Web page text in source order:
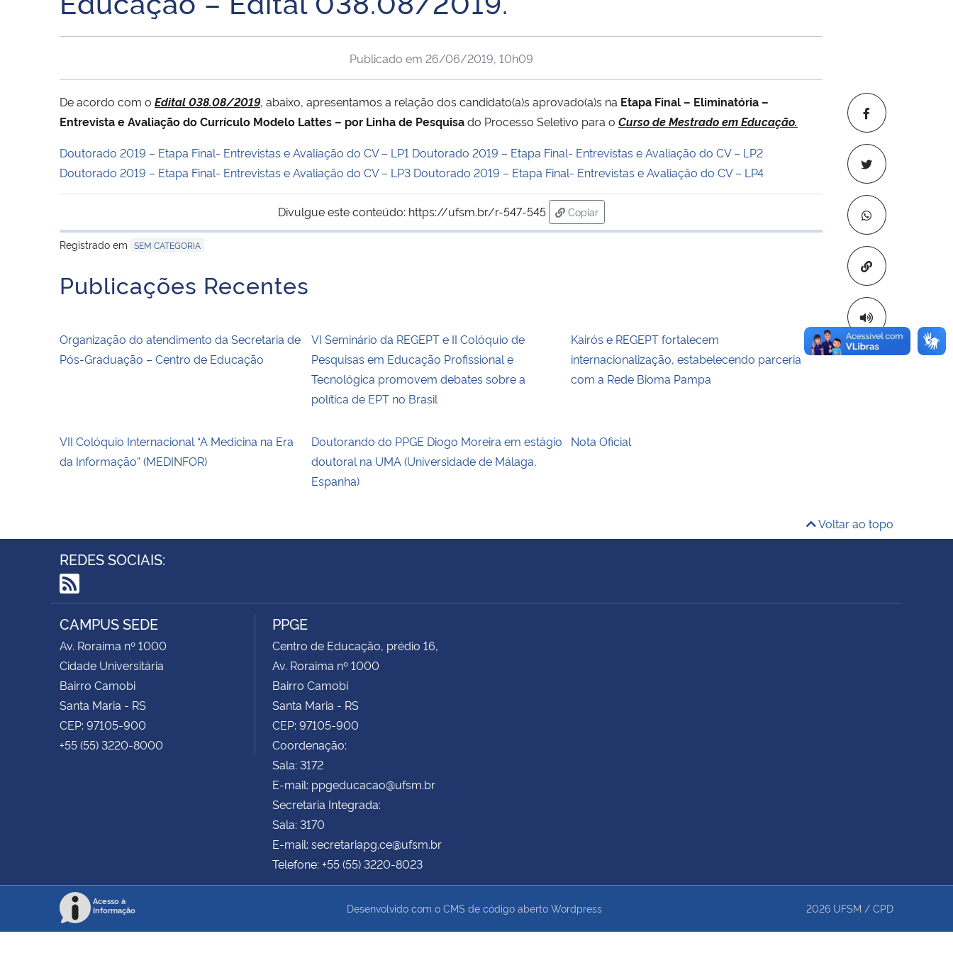
Copiar para
Publicado em 26/06/2019, 10h09
De acordo com o Edital 038.08/2019, abaixo, apresentamos a relação dos candidato(a)s aprovado(a)s na Etapa Final – Eliminatória –
Entrevista e Avaliação do Currículo Modelo Lattes – por Linha de Pesquisado Processo Seletivo para o Curso de Mestrado em Educação.
Doutorado 2019 – Etapa Final- Entrevistas e Avaliação do CV – LP1 Doutorado 2019 – Etapa Final- Entrevistas e Avaliação do CV – LP2
Doutorado 2019 – Etapa Final- Entrevistas e Avaliação do CV – LP3 Doutorado 2019 – Etapa Final- Entrevistas e Avaliação do CV – LP4
Divulgue este conteúdo: https://ufsm.br/r-547-545
Copiar
para área de transferência
Registrado em SEM CATEGORIA
Publicações Recentes
Organização do atendimento da Secretaria de
Pós-Graduação – Centro de Educação
VI Seminário da REGEPT e II Colóquio de
Pesquisas em Educação Profissional e
Tecnológica promovem debates sobre a
política de EPT no Brasil
Kairós e REGEPT fortalecem
internacionalização, estabelecendo parceria
com a Rede Bioma Pampa
VII Colóquio Internacional “A Medicina na Era
da Informação” (MEDINFOR)
Doutorando do PPGE Diogo Moreira em estágio
doutoral na UMA (Universidade de Málaga,
Espanha)
Nota Oficial
Voltar ao topo
REDES SOCIAIS:
RSS
CAMPUS SEDE
Av. Roraima nº 1000
Cidade Universitária
Bairro Camobi
Santa Maria - RS
CEP: 97105-900
+55 (55) 3220-8000
PPGE
Centro de Educação, prédio 16,
Av. Roraima nº 1000
Bairro Camobi
Santa Maria - RS
CEP: 97105-900
Coordenação:
Sala: 3172
E-mail: ppgeducacao@ufsm.br
Secretaria Integrada:
Sala: 3170
E-mail: secretariapg.ce@ufsm.br
Telefone: +55 (55) 3220-8023
Acesso à
Informação
Desenvolvido com o CMS de código aberto Wordpress 2026 UFSM / CPD